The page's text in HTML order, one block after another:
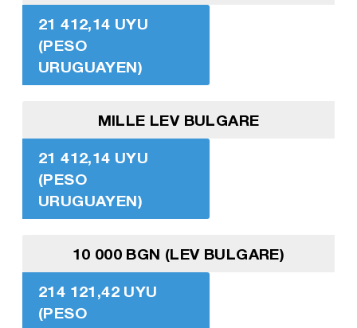
21 412,14 UYU
(PESO
URUGUAYEN)
MILLE LEV BULGARE
21 412,14 UYU
(PESO
URUGUAYEN)
10 000 BGN (LEV BULGARE)
214 121,42 UYU
(PESO